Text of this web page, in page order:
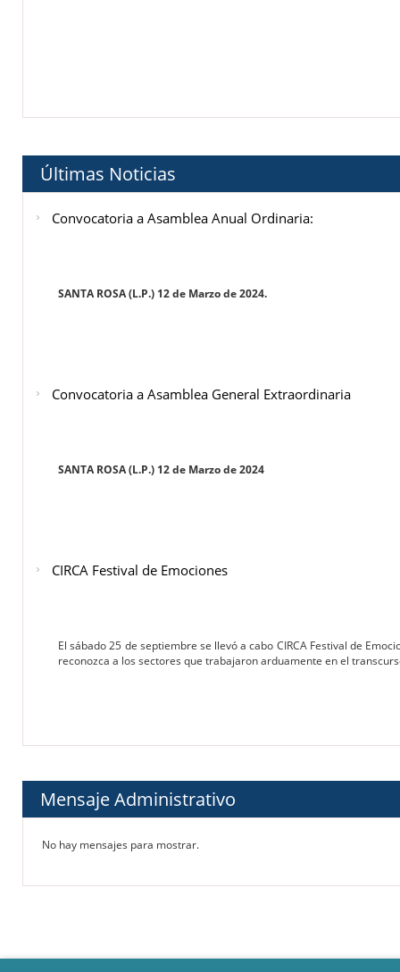
Últimas Noticias
Convocatoria a Asamblea Anual Ordinaria:
SANTA ROSA (L.P.) 12 de Marzo de 2024.
Convocatoria a Asamblea General Extraordinaria
SANTA ROSA (L.P.) 12 de Marzo de 2024
CIRCA Festival de Emociones
El sábado 25 de septiembre se llevó a cabo CIRCA Festival de
reconozca a los sectores que trabajaron arduamente en el
Mensaje Administrativo
No hay mensajes para mostrar.